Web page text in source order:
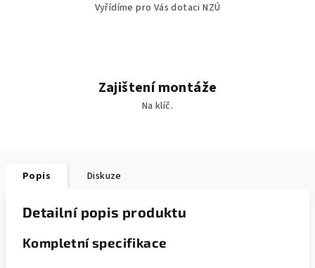
Vyřídíme pro Vás dotaci NZÚ
Zajištení montáže
Na klíč.
Popis Diskuze
Detailní popis produktu
Kompletní specifikace